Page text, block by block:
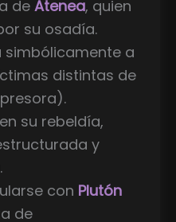
de Atenea, quien
su osadía.
simbólicamente a
distintas de
en su rebeldía,
y
con Plutón
de